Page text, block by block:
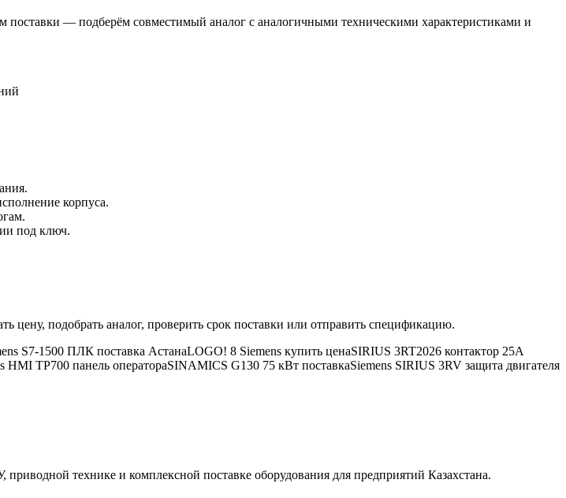
поставки — подберём совместимый аналог с аналогичными техническими характеристиками и
корпуса.
под ключ.
цену, подобрать аналог, проверить срок поставки или отправить спецификацию.
S7-1500 ПЛК поставка АстанаLOGO! 8 Siemens купить ценаSIRIUS 3RT2026 контактор 25А
HMI TP700 панель оператораSINAMICS G130 75 кВт поставкаSiemens SIRIUS 3RV защита двигателя
технике и комплексной поставке оборудования для предприятий Казахстана.